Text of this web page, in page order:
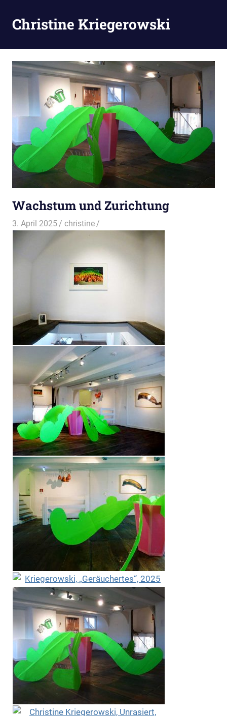
Inhalt
springen
Christine Kriegerowski
Wachstum und Zurichtung
3. April 2025 christine